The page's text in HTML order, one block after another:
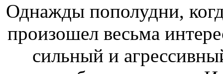
Однажды пополудни,
произошел весьма
сильный и